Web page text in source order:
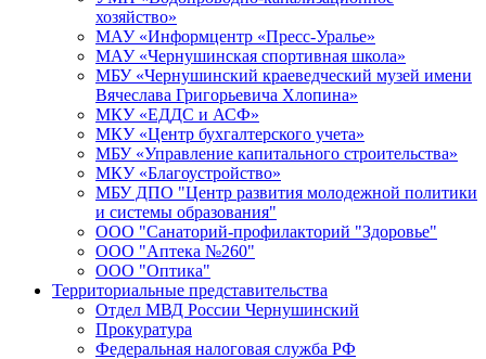
хозяйство»
МАУ «Информцентр «Пресс-Уралье»
МАУ «Чернушинская спортивная школа»
МБУ «Чернушинский краеведческий музей имени
Вячеслава Григорьевича Хлопина»
МКУ «ЕДДС и АСФ»
МКУ «Центр бухгалтерского учета»
МБУ «Управление капитального строительства»
МКУ «Благоустройство»
МБУ ДПО "Центр развития молодежной политики
и системы образования"
ООО "Санаторий-профилакторий "Здоровье"
ООО "Аптека №260"
ООО "Оптика"
Территориальные представительства
Отдел МВД России Чернушинский
Прокуратура
Федеральная налоговая служба РФ